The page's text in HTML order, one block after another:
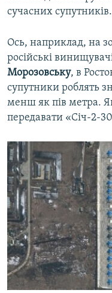
сучасних супутників.
Ось, наприклад, на
російські
Морозовську, в
супутники роблять
менш як пів метра.
передавати «Січ-2-